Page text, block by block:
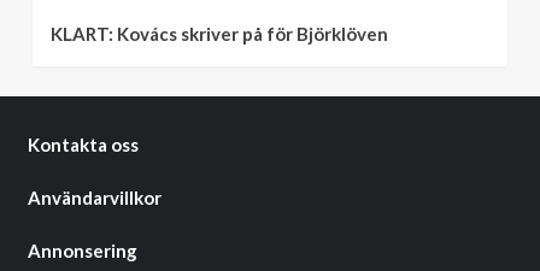
KLART: Kovács skriver på för Björklöven
Kontakta oss
Användarvillkor
Annonsering